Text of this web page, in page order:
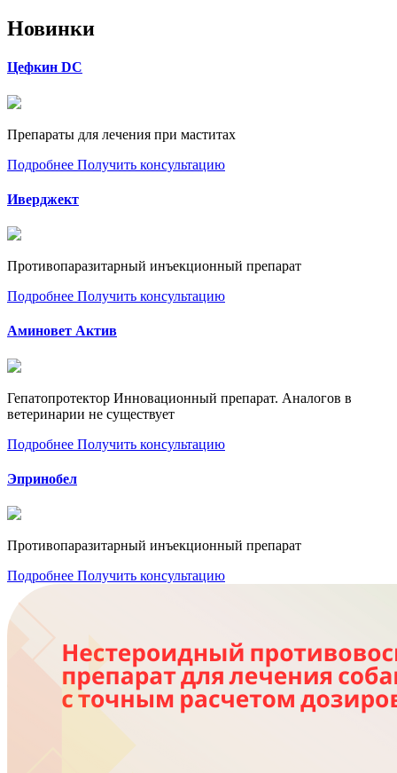
Новинки
Цефкин DC
Препараты для лечения при маститах
Подробнее Получить консультацию
Иверджект
Противопаразитарный инъекционный препарат
Подробнее Получить консультацию
Аминовет Актив
Гепатопротектор Инновационный препарат. Аналогов в
ветеринарии не существует
Подробнее Получить консультацию
Эпринобел
Противопаразитарный инъекционный препарат
Подробнее Получить консультацию